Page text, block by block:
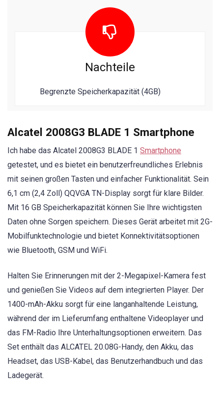
Nachteile
Begrenzte Speicherkapazität (4GB)
Alcatel 2008G3 BLADE 1 Smartphone
Ich habe das Alcatel 2008G3 BLADE 1 Smartphone
getestet, und es bietet ein benutzerfreundliches Erlebnis
mit seinen großen Tasten und einfacher Funktionalität. Sein
6,1 cm (2,4 Zoll) QQVGA TN-Display sorgt für klare Bilder.
Mit 16 GB Speicherkapazität können Sie Ihre wichtigsten
Daten ohne Sorgen speichern. Dieses Gerät arbeitet mit 2G-
Mobilfunktechnologie und bietet Konnektivitätsoptionen
wie Bluetooth, GSM und WiFi.
Halten Sie Erinnerungen mit der 2-Megapixel-Kamera fest
und genießen Sie Videos auf dem integrierten Player. Der
1400-mAh-Akku sorgt für eine langanhaltende Leistung,
während der im Lieferumfang enthaltene Videoplayer und
das FM-Radio Ihre Unterhaltungsoptionen erweitern. Das
Set enthält das ALCATEL 20.08G-Handy, den Akku, das
Headset, das USB-Kabel, das Benutzerhandbuch und das
Ladegerät.